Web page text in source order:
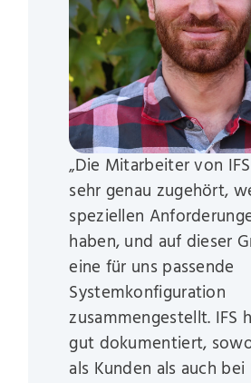
„Die Mitarbeiter von
sehr genau zugehört,
speziellen
haben, und auf dieser
eine für uns passende
Systemkonfiguration
zusammengestellt. IFS
gut dokumentiert,
als Kunden als auch bei